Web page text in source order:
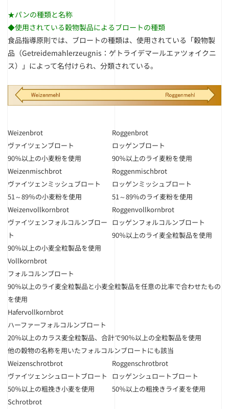
★パンの種類と名称
◆使用されている穀物製品によるブロートの種類
食品指導原則では、ブロートの種類は、使用されている「穀物製
品（Getreidemahlerzeugnis：ゲトライデマールエァツォイクニ
ス）」によって名付けられ、分類されている。
Weizenbrot
ヴァイツェンブロート
90％以上の小麦粉を使用
Roggenbrot
ロッゲンブロート
90％以上のライ麦粉を使用
Weizenmischbrot
ヴァイツェンミッシュブロート
51～89％の小麦粉を使用
Roggenmischbrot
ロッゲンミッシュブロート
51～89％のライ麦粉を使用
Weizenvollkornbrot
ヴァイツェンフォルコルンブロー
ト
90％以上の小麦全粒製品を使用
Roggenvollkornbrot
ロッゲンフォルコルンブロート
90％以上のライ麦全粒製品を使用
Vollkornbrot
フォルコルンブロート
90％以上のライ麦全粒製品と小麦全粒製品を任意の比率で合わせたもの
を使用
Hafervollkornbrot
ハーファーフォルコルンブロート
20％以上のカラス麦全粒製品、合計で90％以上の全粒製品を使用
他の穀物の名称を用いたフォルコルンブロートにも該当
Weizenschrotbrot
ヴァイツェンシュロートブロート
50％以上の粗挽き小麦を使用
Roggenschrotbrot
ロッゲンシュロートブロート
50％以上の粗挽きライ麦を使用
Schrotbrot